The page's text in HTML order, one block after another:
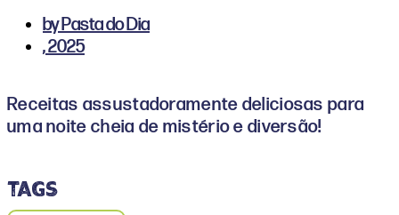
byPasta do Dia
,2025
Receitas assustadoramente deliciosas para
uma noite cheia de mistério e diversão!
TAGS